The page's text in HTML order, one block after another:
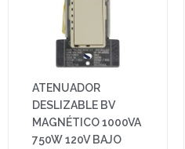
ATENUADOR
DESLIZABLE BV
MAGNÉTICO 1000VA
750W 120V BAJO